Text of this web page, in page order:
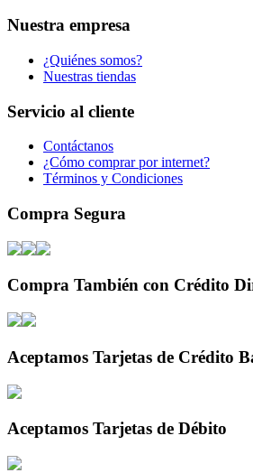
Nuestra empresa
¿Quiénes somos?
Nuestras tiendas
Servicio al cliente
Contáctanos
¿Cómo comprar por internet?
Términos y Condiciones
Compra Segura
Compra También con Crédito
Aceptamos Tarjetas de Crédito
Aceptamos Tarjetas de Débito